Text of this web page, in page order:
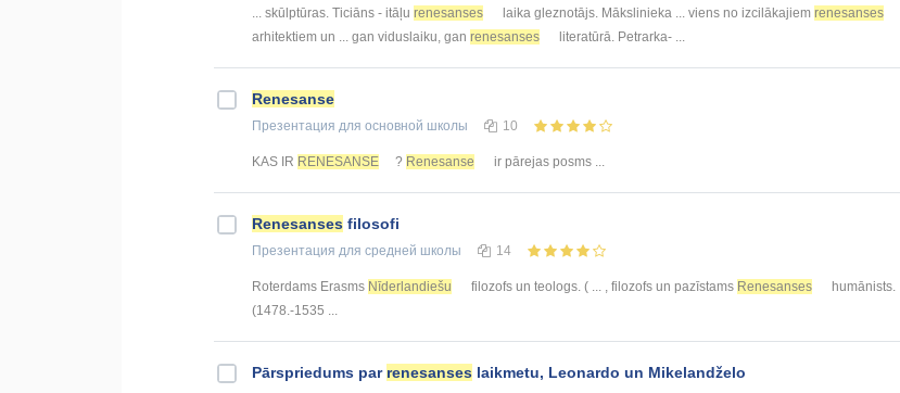
... skūlptūras. Ticiāns - itāļu renesanses laika gleznotājs. Mākslinieka ... viens no izcilākajiem renesanses
arhitektiem un ... gan viduslaiku, gan renesanses literatūrā. Petrarka- ...
Renesanse
Презентация для основной школы 10
KAS IR RENESANSE ? Renesanse ir pārejas posms ...
Renesanses filosofi
Презентация для средней школы 14
Roterdams Erasms Nīderlandiešu filozofs un teologs. ( ... , filozofs un pazīstams Renesanses
humānists.
(1478.-1535 ...
Pārspriedums par renesanses laikmetu, Leonardo un Mikelandželo